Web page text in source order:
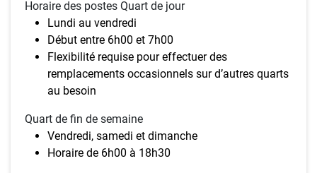
Horaire des postes Quart de jour
Lundi au vendredi
Début entre 6h00 et 7h00
Flexibilité requise pour effectuer des
remplacements occasionnels sur d’autres quarts
au besoin
Quart de fin de semaine
Vendredi, samedi et dimanche
Horaire de 6h00 à 18h30